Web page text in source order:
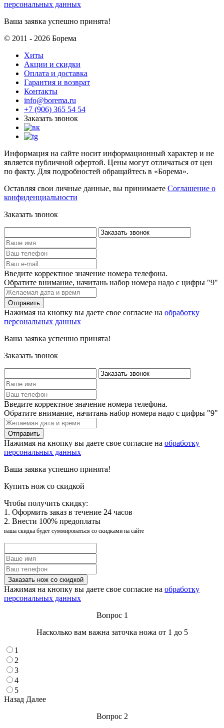
персональных данных
Ваша заявка успешно принята!
© 2011 - 2026 Борема
Хиты
Акции и скидки
Оплата и доставка
Гарантия и возврат
Контакты
info@borema.ru
+7 (906) 365 54 54
Заказать звонок
Информация на сайте носит информационный характер и не
является публичной офертой. Цены могут отличаться от цен
по факту. Для подробностей обращайтесь в «Борема».
Оставляя свои личные данные, вы принимаете Соглашение о
конфиденциальности
Заказать звонок
Введите корректное значение номера телефона.
Обратите внимание, начитань набор номера надо с цифры "9"
Нажимая на кнопку вы даете свое согласие на обработку
персональных данных
Ваша заявка успешно принята!
Заказать звонок
Введите корректное значение номера телефона.
Обратите внимание, начитань набор номера надо с цифры "9"
Нажимая на кнопку вы даете свое согласие на обработку
персональных данных
Ваша заявка успешно принята!
Купить нож со скидкой
Чтобы получить скидку:
1. Оформить заказ в течение 24 часов
2. Внести 100% предоплаты
ваша скидка будет суммироваться со скидками на сайте
Нажимая на кнопку вы даете свое согласие на обработку
персональных данных
Вопрос 1
Насколько вам важна заточка ножа от 1 до 5
1
2
3
4
5
Назад Далее
Вопрос 2